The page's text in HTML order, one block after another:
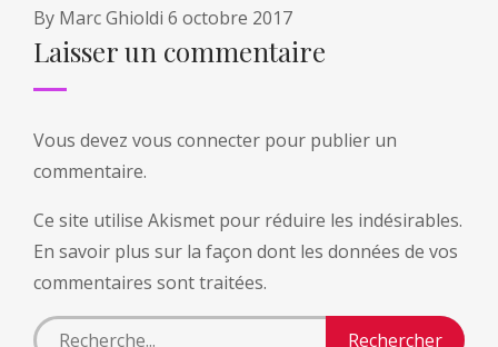
By Marc Ghioldi 6 octobre 2017
Laisser un commentaire
Vous devez vous connecter pour publier un
commentaire.
Ce site utilise Akismet pour réduire les indésirables.
En savoir plus sur la façon dont les données de vos
commentaires sont traitées.